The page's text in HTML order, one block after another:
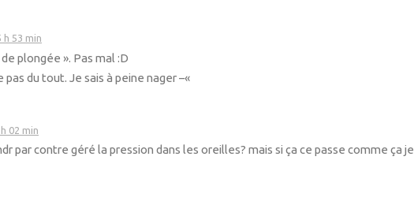
h 53 min
plongée ». Pas mal :D
du tout. Je sais à peine nager –«
02 min
par contre géré la pression dans les oreilles? mais si ça ce passe comme ça je